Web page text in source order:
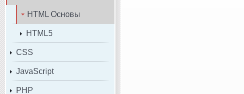
HTML Основы
HTML5
CSS
JavaScript
PHP